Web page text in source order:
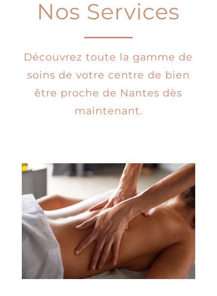
Nos Services
Découvrez toute la gamme de
soins de votre centre de bien
être proche de Nantes dès
maintenant.